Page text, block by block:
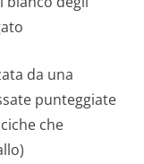
da una
punteggiate
che